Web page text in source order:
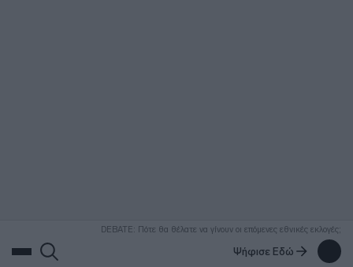
DEBATE: Πότε θα θέλατε να γίνουν οι επόμενες εθνικές εκλογές;
Ψήφισε Εδώ